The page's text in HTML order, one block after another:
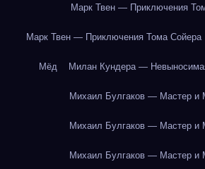
Марк Твен — Приключения
Марк Твен — Приключения Тома Сойера
Мёд Милан Кундера —
Михаил Булгаков — Мастер и
Михаил Булгаков — Мастер и
Михаил Булгаков — Мастер и